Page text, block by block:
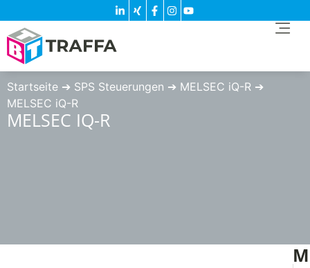
Startseite ➔ SPS Steuerungen ➔ MELSEC iQ-R ➔
MELSEC iQ-R
MELSEC IQ-R